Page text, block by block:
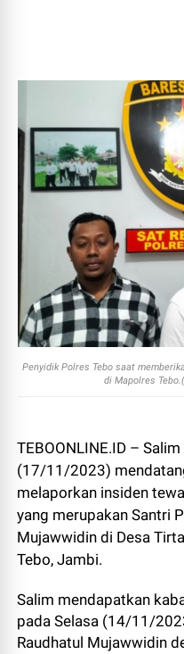
Penyidik Polres Tebo saat
di Mapolres
TEBOONLINE.ID –
(17/11/2023)
melaporkan insiden
yang merupakan Santri
Mujawwidin di Desa
Tebo, Jambi.
Salim mendapatkan
pada Selasa (14/11/
Raudhatul Mujawwidin